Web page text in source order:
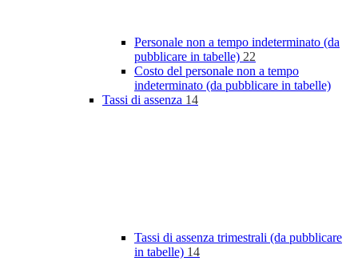
Personale non a tempo indeterminato (da
pubblicare in tabelle) 22
Costo del personale non a tempo
indeterminato (da pubblicare in tabelle)
Tassi di assenza 14
Tassi di assenza trimestrali (da pubblicare
in tabelle) 14